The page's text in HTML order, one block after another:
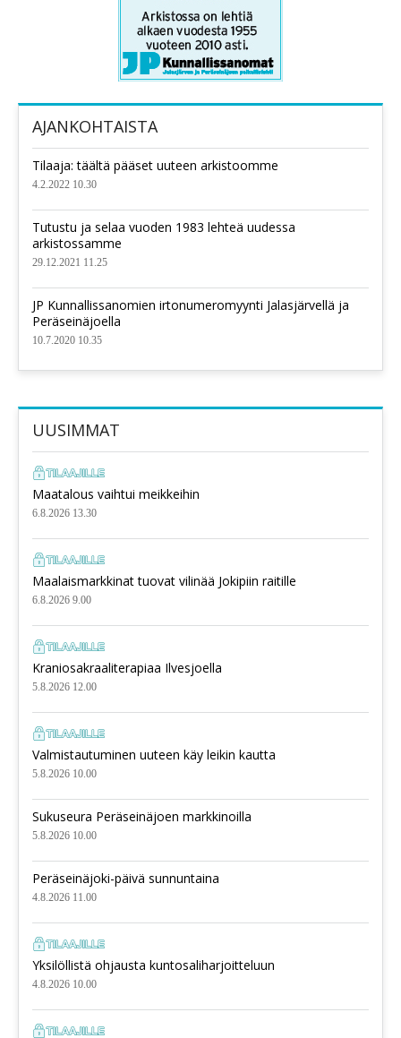
AJANKOHTAISTA
Tilaaja: täältä pääset uuteen arkistoomme
4.2.2022 10.30
Tutustu ja selaa vuoden 1983 lehteä uudessa
arkistossamme
29.12.2021 11.25
JP Kunnallissanomien irtonumeromyynti Jalasjärvellä ja
Peräseinäjoella
10.7.2020 10.35
UUSIMMAT
Maatalous vaihtui meikkeihin
6.8.2026 13.30
Maalaismarkkinat tuovat vilinää Jokipiin raitille
6.8.2026 9.00
Kraniosakraaliterapiaa Ilvesjoella
5.8.2026 12.00
Valmistautuminen uuteen käy leikin kautta
5.8.2026 10.00
Sukuseura Peräseinäjoen markkinoilla
5.8.2026 10.00
Peräseinäjoki-päivä sunnuntaina
4.8.2026 11.00
Yksilöllistä ohjausta kuntosaliharjoitteluun
4.8.2026 10.00